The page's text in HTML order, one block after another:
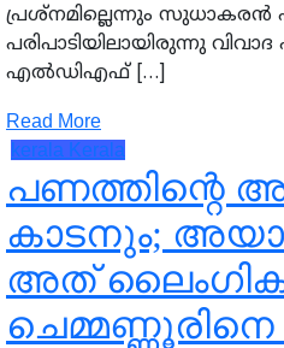
പ്രശ്‌നമില്ലെന്നും
പരിപാടിയിലായിരുന്നു
എല്‍ഡിഎഫ് […]
Read More
kerala Kerala
പണത്തിന്റെ
കാടനും;
അത്
ചെമ്മണ്ണൂരിനെ